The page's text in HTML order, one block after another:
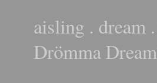
aisling . dream
Drömma